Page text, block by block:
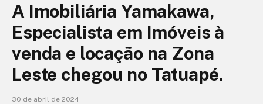
A Imobiliária Yamakawa,
Especialista em Imóveis à
venda e locação na Zona
Leste chegou no Tatuapé.
30 de abril de 2024